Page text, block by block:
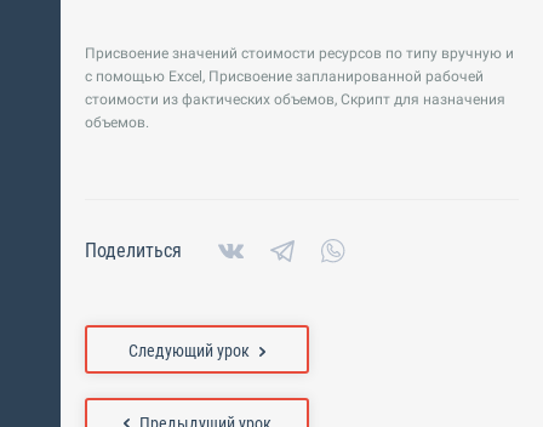
Присвоение значений стоимости ресурсов по типу вручную и
с помощью Excel, Присвоение запланированной рабочей
стоимости из фактических объемов, Скрипт для назначения
объемов.
Поделиться
Следующий урок